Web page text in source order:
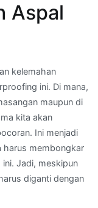
Aspal
kelemahan
ini. Di mana,
maupun di
kita akan
Ini menjadi
harus membongkar
Jadi, meskipun
diganti dengan